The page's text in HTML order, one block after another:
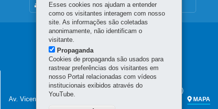
MAPA DO SITE
Navegação
principal
SECRETARIA DA FAZENDA
Sede administrativa (não há atendimento ao público)
Av. Vicente Machado, 445 - Centro
MAPA
Esses cookies nos ajudam a entender
como os visitantes interagem com nosso
site. As informações são coletadas
anonimamente, não identificam o
visitante.
Propaganda
Cookies de propaganda são usados para
rastrear preferências dos visitantes em
nosso Portal relacionadas com vídeos
institucionais exibidos através do
YouTube.